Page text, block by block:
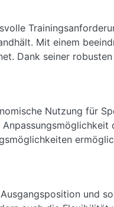
Mit einem
Dank seiner
Nutzung für
und